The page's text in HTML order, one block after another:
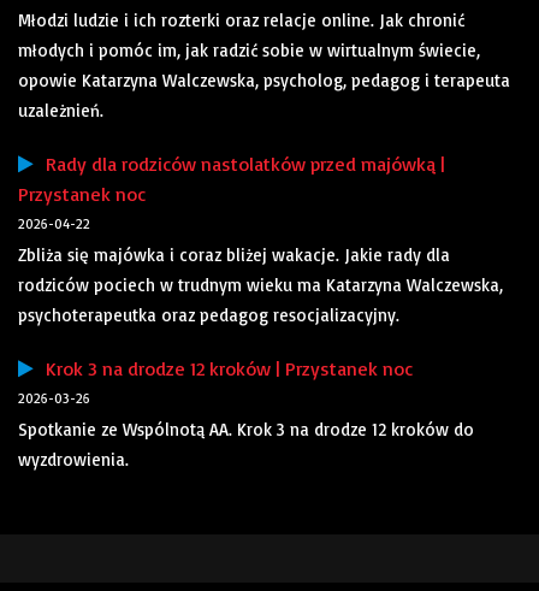
Młodzi ludzie i ich rozterki oraz relacje online. Jak chronić
młodych i pomóc im, jak radzić sobie w wirtualnym świecie,
opowie Katarzyna Walczewska, psycholog, pedagog i terapeuta
uzależnień.
Rady dla rodziców nastolatków przed majówką |
Przystanek noc
2026-04-22
Zbliża się majówka i coraz bliżej wakacje. Jakie rady dla
rodziców pociech w trudnym wieku ma Katarzyna Walczewska,
psychoterapeutka oraz pedagog resocjalizacyjny.
Krok 3 na drodze 12 kroków | Przystanek noc
2026-03-26
Spotkanie ze Wspólnotą AA. Krok 3 na drodze 12 kroków do
wyzdrowienia.